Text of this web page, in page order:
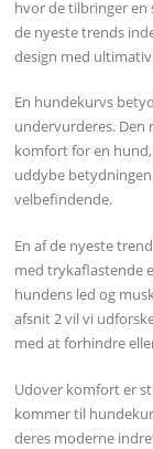
hvor de tilbringer en
de nyeste trends
design med
En hundekurvs
undervurderes. Den
komfort for en
uddybe
velbefindende.
En af de nyeste
med trykaflastende
hundens led og
afsnit 2 vil vi
med at forhindre
Udover komfort er
kommer til
deres moderne